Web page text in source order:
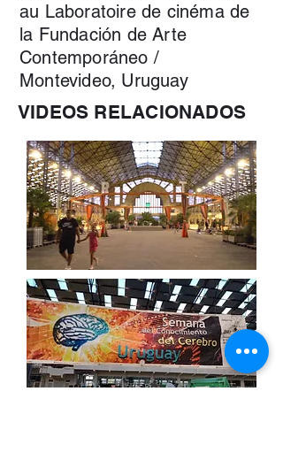
au Laboratoire de cinéma de
la Fundación de Arte
Contemporáneo /
Montevideo, Uruguay
VIDEOS RELACIONADOS